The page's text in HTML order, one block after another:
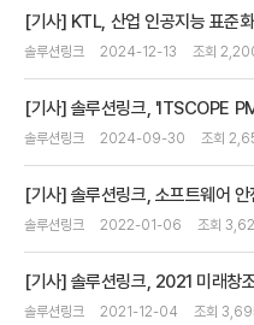
[기사] KTL, 산업 인공지능 표준
솔루션링크 2024-12-13 조회
[기사] 솔루션링크, 'ITSCOPE
솔루션링크 2024-09-30 조회
[기사] 솔루션링크, 소프트웨어
솔루션링크 2022-01-06 조회
[기사] 솔루션링크, 2021 미래창
솔루션링크 2021-12-04 조회